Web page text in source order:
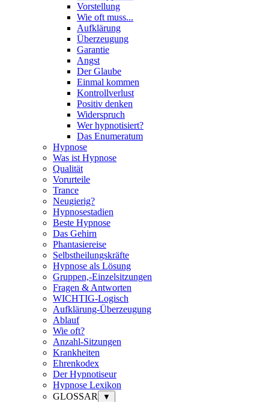
Vorstellung
Wie oft muss...
Aufklärung
Überzeugung
Garantie
Angst
Der Glaube
Einmal kommen
Kontrollverlust
Positiv denken
Widerspruch
Wer hypnotisiert?
Das Enumeratum
Hypnose
Was ist Hypnose
Qualität
Vorurteile
Trance
Neugierig?
Hypnosestadien
Beste Hypnose
Das Gehirn
Phantasiereise
Selbstheilungskräfte
Hypnose als Lösung
Gruppen,-Einzelsitzungen
Fragen & Antworten
WICHTIG-Logisch
Aufklärung-Überzeugung
Ablauf
Wie oft?
Anzahl-Sitzungen
Krankheiten
Ehrenkodex
Der Hypnotiseur
Hypnose Lexikon
GLOSSAR
▼